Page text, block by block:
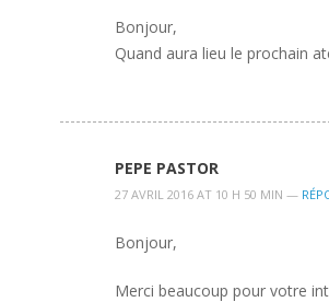
Bonjour,
Quand aura lieu le prochain
PEPE PASTOR
27 AVRIL 2016 AT 10 H 50 MIN —
Bonjour,
Merci beaucoup pour votre